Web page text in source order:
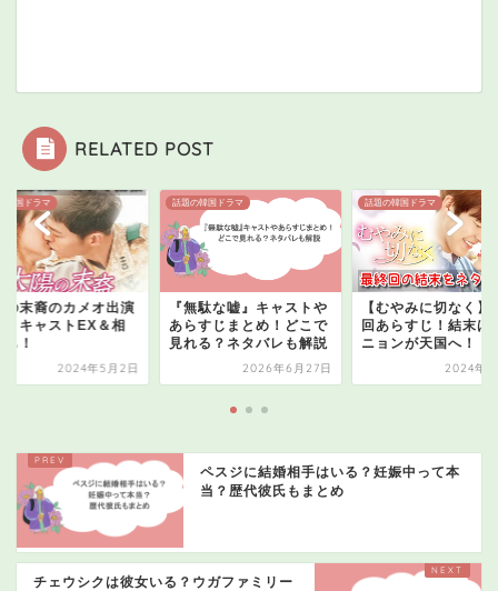
RELATED POST
韓国ドラマ
の末裔のカメオ出演
？キャストEX＆相
！
2024年5月2日
話題の韓国ドラマ
『無駄な嘘』キャストや
あらすじまとめ！どこで
見れる？ネタバレも解説
2026年6月27日
話題の韓国ドラマ
【むやみに切なく】
回あらすじ！結末は
ニョンが天国へ！
2024年7
ペスジに結婚相手はいる？妊娠中って本
当？歴代彼氏もまとめ
チェウシクは彼女いる？ウガファミリー